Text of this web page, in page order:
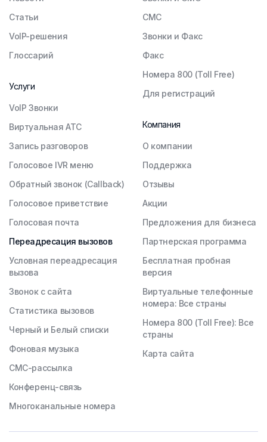
Статьи
VoIP-решения
Глоссарий
Услуги
VoIP Звонки
Виртуальная АТС
Запись разговоров
Голосовое IVR меню
Обратный звонок (Callback)
Голосовое приветствие
Голосовая почта
Переадресация вызовов
Условная переадресация
вызова
Звонок с сайта
Статистика вызовов
Черный и Белый списки
Фоновая музыка
СМС-рассылка
Конференц-связь
Многоканальные номера
СМС
Звонки и Факс
Факс
Номера 800 (Toll Free)
Для регистраций
Компания
О компании
Поддержка
Отзывы
Акции
Предложения для бизнеса
Партнерская программа
Бесплатная пробная
версия
Виртуальные телефонные
номера: Все страны
Номера 800 (Toll Free): Все
страны
Карта сайта